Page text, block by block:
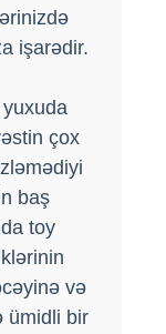
işarədir.
çox
baş
toy
və
ümidli bir